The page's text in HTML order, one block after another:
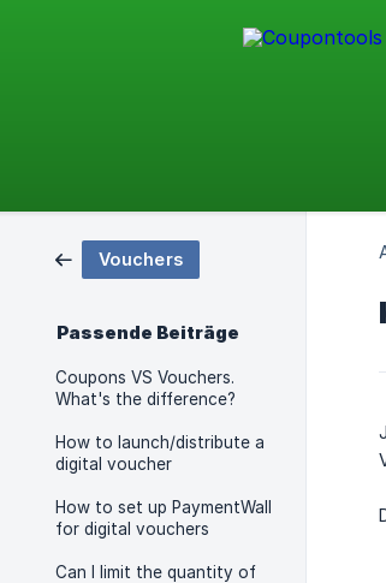
Vouchers
Passende Beiträge
Coupons VS Vouchers.
What's the difference?
How to launch/distribute a
digital voucher
How to set up PaymentWall
for digital vouchers
Can I limit the quantity of